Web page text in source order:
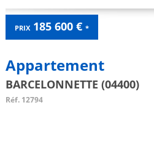
PRIX185 600 € *
Appartement
BARCELONNETTE (04400)
Réf. 12794